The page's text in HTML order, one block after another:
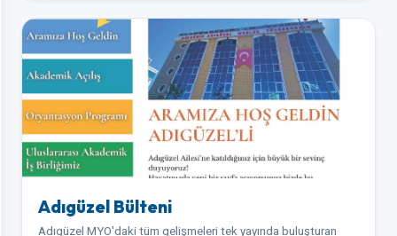
Adıgüzel Bülteni
Adıgüzel MYO'daki tüm gelişmeleri tek yayında buluşturan